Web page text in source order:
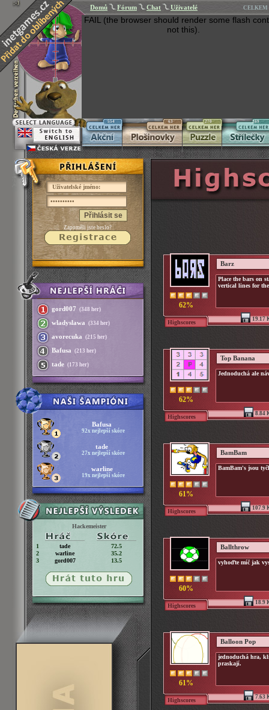
Domů Fórum Chat Uživatelé CELKEM
FAIL (the browser should render some flash
not this).
554 63 270 269
Přihlásit se
Zapoměli jste heslo?
gord007 (348 her)
wladyslawa (334 her)
avorecuka (215 her)
Bafusa (213 her)
tade (173 her)
Bafusa
92x nejlepší skóre
tade
27x nejlepší skóre
warline
19x nejlepší skóre
Hackemeister
1 tade
72.5
2
warline
35.2
3
gord007 13.5
62%
Barz
Place the bars on
vertical lines for
Highscores 19.17
62%
Top Banana
Jednoduchá ale
Highscores 8.84
61%
BamBam
BamBam's jsou
Highscores 107.9
60%
Ballthrow
vyhoďte míč jak
Highscores 18.9
61%
Balloon Pop
jednoduchá hra,
praskají.
Highscores 7.63